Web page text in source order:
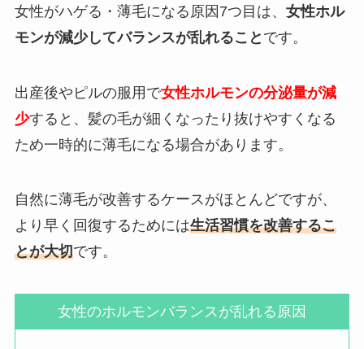
女性がハゲる・薄毛になる原因7つ目は、 女性ホル
モンが減少してバランスが乱れること です。
出産後やピルの服用で女性ホルモンの分泌量が減
少すると、髪の毛が細くなったり抜けやすくなる
ため一時的に薄毛になる場合があります。
自然に薄毛が改善するケースがほとんどですが、
より早く回復するためには生活習慣を改善するこ
とが大切です。
女性のホルモンバランスが乱れる原因